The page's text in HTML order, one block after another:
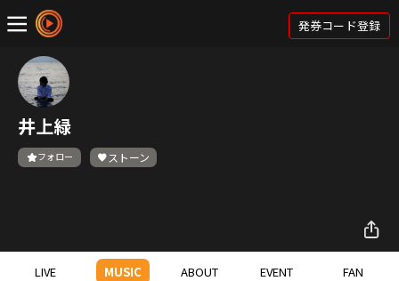
発券コード登録
井上緑
フォロー ストーン
LIVE MUSIC ABOUT EVENT FAN